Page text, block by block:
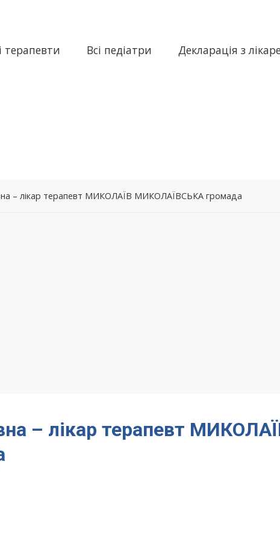
терапевти Всі педіатри Декларація з
– лікар терапевт МИКОЛАЇВ МИКОЛАЇВСЬКА громада
– лікар терапевт